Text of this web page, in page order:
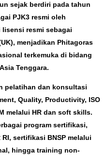
sejak berdiri pada tahun
PJK3 resmi oleh
lisensi resmi sebagai
menjadikan Phitagoras
terkemuka di bidang
Tenggara.
pelatihan dan konsultasi
Quality, Productivity, ISO
melalui HR dan soft skills.
program sertifikasi,
sertifikasi BNSP melalui
hingga training non-